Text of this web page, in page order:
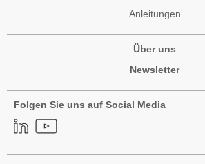
Anleitungen
Über uns
Newsletter
Folgen Sie uns auf Social Media